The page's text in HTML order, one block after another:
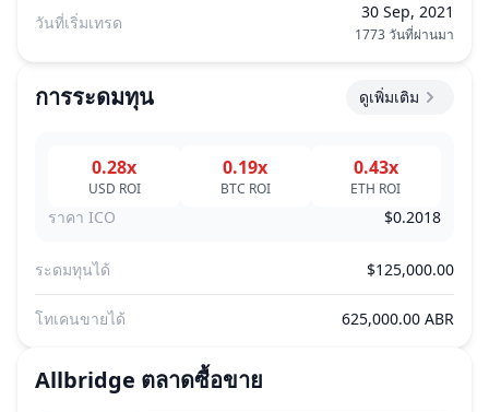
วันที่เริ่มเทรด
30 Sep, 2021
1773 วันที่ผ่านมา
การระดมทุน ดูเพิ่มเติม
0.28x
USD ROI
0.19x
BTC ROI
0.43x
ETH ROI
ราคา ICO $0.2018
ระดมทุนได้ $125,000.00
โทเคนขายได้ 625,000.00 ABR
Allbridge ตลาดซื้อขาย